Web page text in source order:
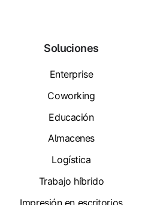
Soluciones
Enterprise
Coworking
Educación
Almacenes
Logística
Trabajo híbrido